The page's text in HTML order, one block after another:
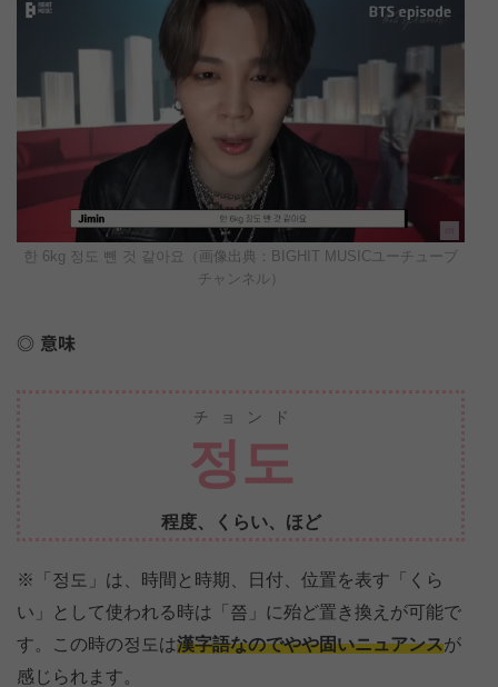
한 6kg 정도 뺀 것 같아요（画像出典：BIGHIT MUSICユーチューブ
チャンネル）
意味
정도
チョンド
程度、くらい、ほど
※「정도」は、時間と時期、日付、位置を表す「くら
い」として使われる時は「쯤」に殆ど置き換えが可能で
す。この時の정도は漢字語なのでやや固いニュアンスが
感じられます。